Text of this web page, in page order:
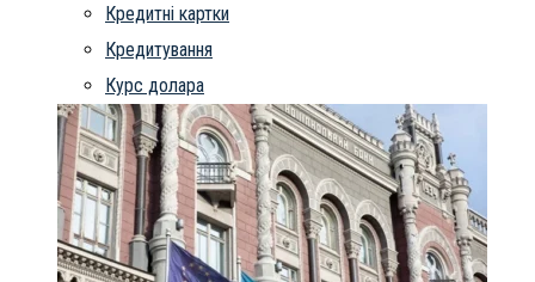
Кредитні картки
Кредитування
Курс долара